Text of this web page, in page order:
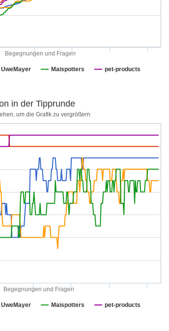
Begegnungen und Fragen
UweMayer Maispotters pet-products
Begegnungen und Fragen
in der Tipprunde
um die Grafik zu vergrößern
UweMayer Maispotters pet-products